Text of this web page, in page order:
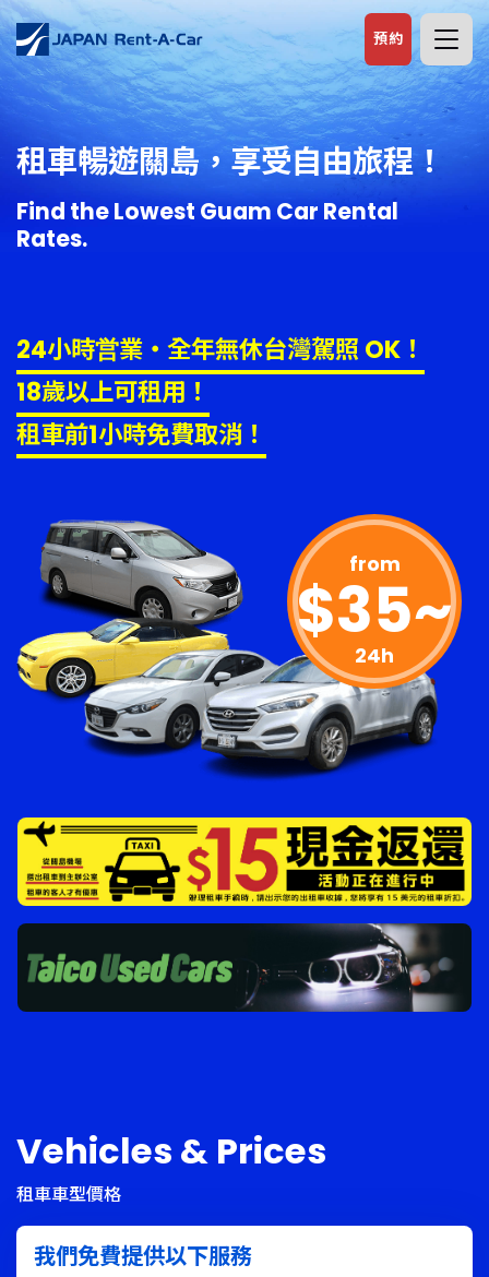
預約
租車暢遊關島，享受自由旅程！
Find the Lowest Guam Car Rental
Rates.
24小時営業・全年無休台灣駕照 OK！
18歲以上可租用！
租車前1小時免費取消！
from
$35~
24h
Vehicles & Prices
租車車型價格
我們免費提供以下服務